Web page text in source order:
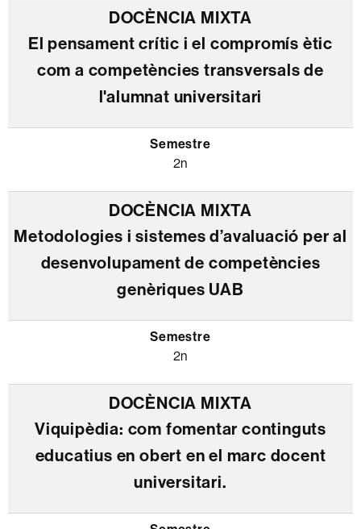
El pensament crític i el compromís ètic
com a competències transversals de
l'alumnat universitari
2n
Metodologies i sistemes d’avaluació per al
desenvolupament de competències
genèriques UAB
2n
Viquipèdia: com fomentar continguts
educatius en obert en el marc docent
universitari.